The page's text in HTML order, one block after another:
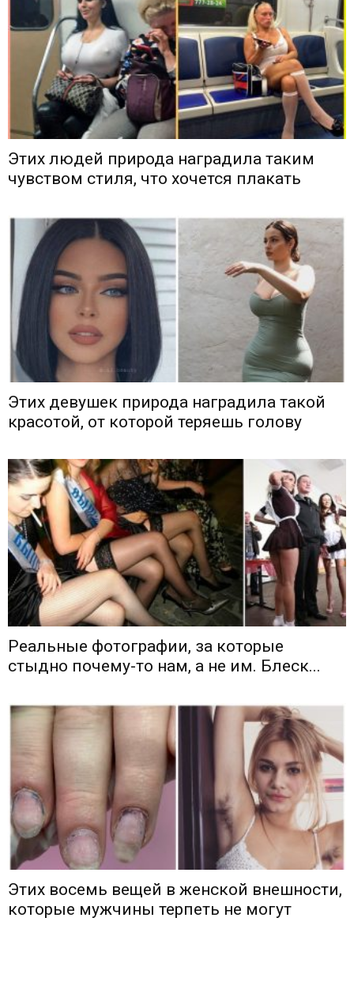
Этих людей природа наградила таким
чувством стиля, что хочется плакать
Этих девушек природа наградила такой
красотой, от которой теряешь голову
Реальные фотографии, за которые
стыдно почему-то нам, а не им. Блеск...
Этих восемь вещей в женской внешности,
которые мужчины терпеть не могут